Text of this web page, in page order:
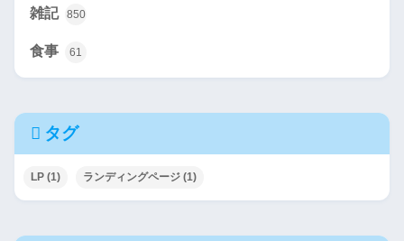
雑記 850
食事 61
タグ
LP (1) ランディングページ (1)